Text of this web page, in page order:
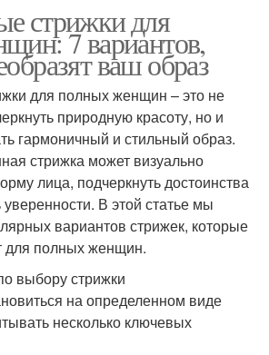
стрижки для
7 вариантов,
ваш образ
для полных женщин – это не
природную красоту, но и
гармоничный и стильный образ.
стрижка может визуально
лица, подчеркнуть достоинства
В этой статье мы
вариантов стрижек, которые
для полных женщин.
выбору стрижки
на определенном виде
несколько ключевых